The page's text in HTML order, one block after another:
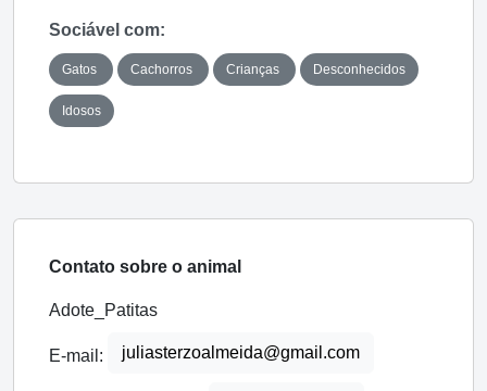
Sociável com:
Gatos Cachorros Crianças Desconhecidos
Idosos
Contato sobre o animal
Adote_Patitas
E-mail: juliasterzoalmeida@gmail.com